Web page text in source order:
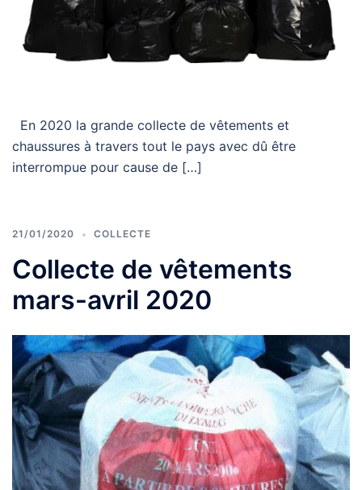
En 2020 la grande collecte de vêtements et
chaussures à travers tout le pays avec dû être
interrompue pour cause de […]
21/01/2020 COLLECTE
Collecte de vêtements
mars-avril 2020